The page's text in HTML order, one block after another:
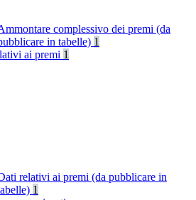
complessivo dei premi (da
in tabelle) 1
ai premi 1
relativi ai premi (da pubblicare in
1